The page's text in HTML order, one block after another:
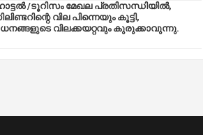
/ടൂറിസം മേഖല പ്രതിസന്ധിയിൽ,
വില പിന്നെയും കൂട്ടി,
വിലക്കയറ്റവും കുരുക്കാവുന്നു.